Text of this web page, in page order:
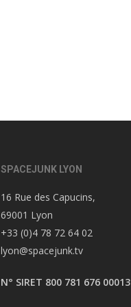
SPACEJUNK LYON
16 Rue des Capucins,
69001 Lyon
+33 (0)4 78 72 64 02
lyon@spacejunk.tv
N° SIRET 800 781 676 00013